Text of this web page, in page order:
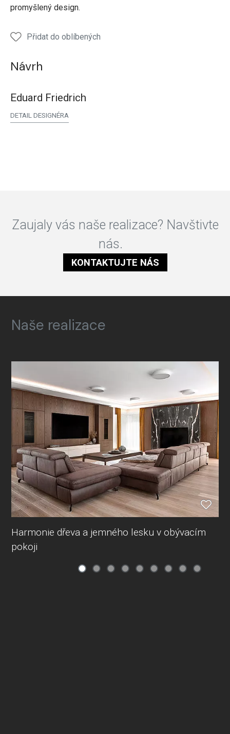
promyšlený design.
Přidat do oblíbených
Návrh
Eduard Friedrich
DETAIL DESIGNÉRA
Zaujaly vás naše realizace? Navštivte
nás.
KONTAKTUJTE NÁS
Naše realizace
Harmonie dřeva a jemného lesku v obývacím
pokoji